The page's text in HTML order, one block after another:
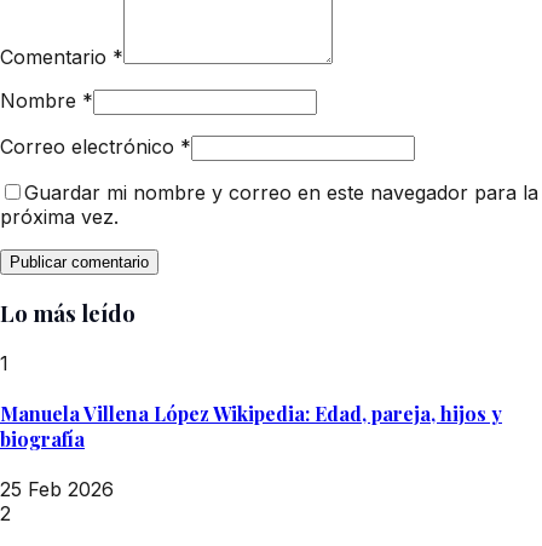
Comentario *
Nombre *
Correo electrónico *
Guardar mi nombre y correo en este navegador para la
próxima vez.
Lo más leído
1
Manuela Villena López Wikipedia: Edad, pareja, hijos y
biografía
25 Feb 2026
2